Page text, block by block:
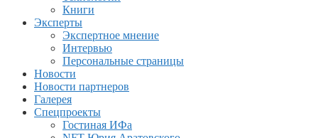
Книги
Эксперты
Экспертное мнение
Интервью
Персональные страницы
Новости
Новости партнеров
Галерея
Спецпроекты
Гостиная ИФа